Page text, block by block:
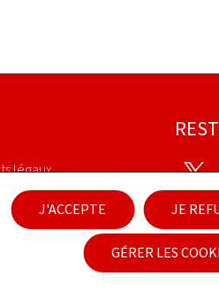
J'ACCEPTE JE
GÉRER LES
légaux
d'accessibilité